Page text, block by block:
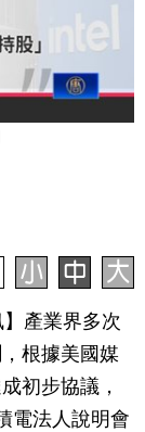
產業界多次
根據美國媒
初步協議，
電法人說明會